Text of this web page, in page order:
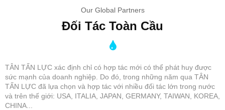
Our Global Partners
Đối Tác Toàn Cầu
TÂN TẤN LỰC xác định chỉ có hợp tác mới có thể phát huy được
sức mạnh của doanh nghiệp. Do đó, trong những năm qua TÂN
TẤN LỰC đã lựa chọn và hợp tác với nhiều đối tác lớn trong nước
và trên thế giới: USA, ITALIA, JAPAN, GERMANY, TAIWAN, KOREA,
CHINA...